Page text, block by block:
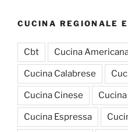
CUCINA REGIONALE
Cbt Cucina
Cucina Calabrese
Cucina Cinese
Cucina Espressa